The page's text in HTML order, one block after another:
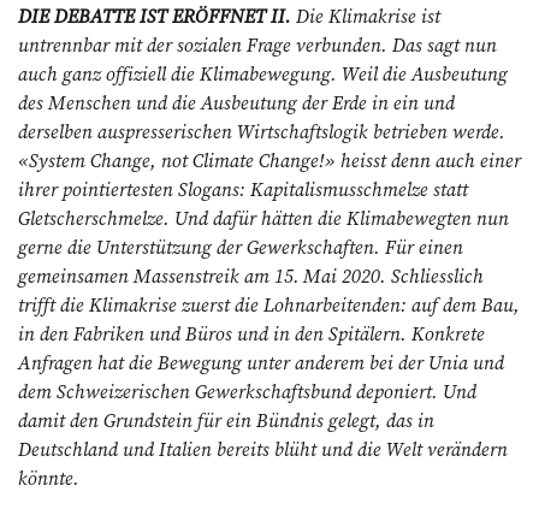
DIE DEBATTE IST ERÖFFNET II. Die Klimakrise ist
untrennbar mit der sozialen Frage verbunden. Das sagt nun
auch ganz offiziell die Klima­bewegung. Weil die Ausbeutung
des Menschen und die Ausbeutung der Erde in ein und
derselben auspresserischen Wirtschaftslogik betrieben werde.
«System Change, not Climate Change!» heisst denn auch einer
ihrer pointiertesten Slogans: Kapitalismusschmelze statt
Gletscherschmelze. Und dafür hätten die Klimabewegten nun
gerne die Unterstützung der Gewerkschaften. Für einen
gemeinsamen Massenstreik am 15. Mai 2020. Schliesslich
trifft die Klimakrise zuerst die Lohnarbeitenden: auf dem Bau,
in den Fabriken und Büros und in den Spitälern. Konkrete
Anfragen hat die Bewegung unter anderem bei der Unia und
dem Schweizerischen Gewerkschaftsbund deponiert. Und
damit den Grundstein für ein Bündnis gelegt, das in
Deutschland und Italien bereits blüht und die Welt verändern
könnte.